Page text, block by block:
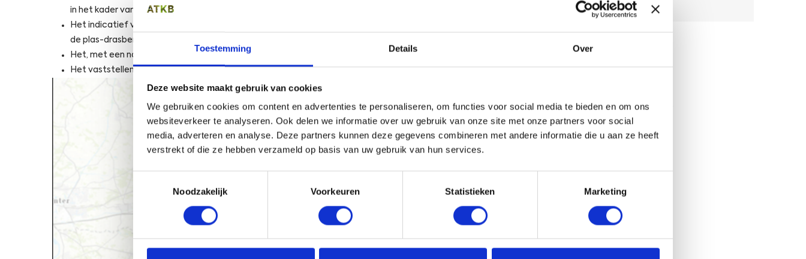
Toestemming Details Over
Deze website maakt gebruik van cookies
We gebruiken cookies om content en advertenties te personaliseren, om functies voor social media te bieden en om ons
websiteverkeer te analyseren. Ook delen we informatie over uw gebruik van onze site met onze partners voor social
media, adverteren en analyse. Deze partners kunnen deze gegevens combineren met andere informatie die u aan ze heeft
verstrekt of die ze hebben verzameld op basis van uw gebruik van hun services.
Noodzakelijk
Voorkeuren Statistieken Marketing
in het kader van voorgenomen
Het indicatief vaststellen van de milieuhygiënische kwaliteit van het tijdelijk uit te plaatsen flugsand onder
de plas-drasbermen.
Het, met een nauwkeurigheid van 20%, bepalen van de hoeveelheid tijdelijk uit te plaatsen flugsand.
Het vaststellen van de milieuhygiënische kwaliteit van de te vergraven
WATERBODEMONDERZOEK
VRAGEN?
Tel: 088-1153200
Contact opnemen